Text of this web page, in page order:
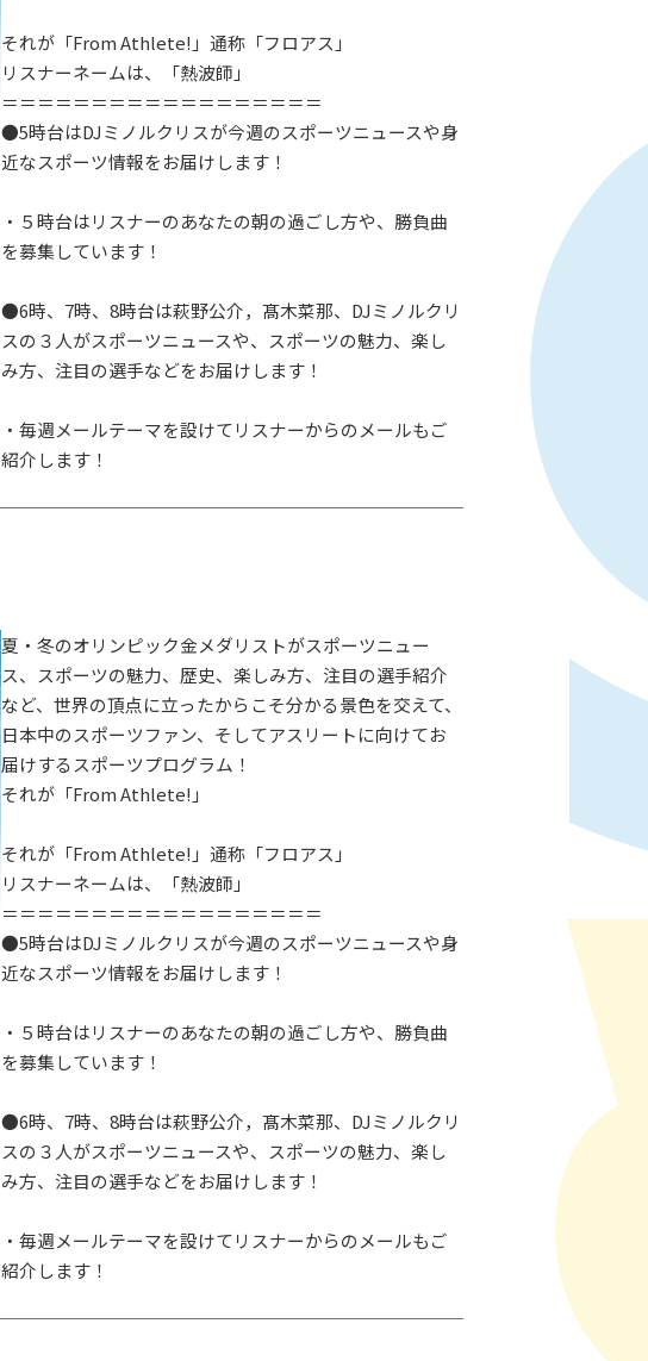
それが「From Athlete!」通称「フロアス」
リスナーネームは、「熱波師」
＝＝＝＝＝＝＝＝＝＝＝＝＝＝＝＝＝＝
●5時台はDJミノルクリスが今週のスポーツニュースや身
近なスポーツ情報をお届けします！
・５時台はリスナーのあなたの朝の過ごし方や、勝負曲
を募集しています！
●6時、7時、8時台は萩野公介，髙木菜那、DJミノルクリ
スの３人がスポーツニュースや、スポーツの魅力、楽し
み方、注目の選手などをお届けします！
・毎週メールテーマを設けてリスナーからのメールもご
紹介します！
夏・冬のオリンピック金メダリストがスポーツニュー
ス、スポーツの魅力、歴史、楽しみ方、注目の選手紹介
など、世界の頂点に立ったからこそ分かる景色を交えて、
日本中のスポーツファン、そしてアスリートに向けてお
届けするスポーツプログラム！
それが「From Athlete!」
それが「From Athlete!」通称「フロアス」
リスナーネームは、「熱波師」
＝＝＝＝＝＝＝＝＝＝＝＝＝＝＝＝＝＝
●5時台はDJミノルクリスが今週のスポーツニュースや身
近なスポーツ情報をお届けします！
・５時台はリスナーのあなたの朝の過ごし方や、勝負曲
を募集しています！
●6時、7時、8時台は萩野公介，髙木菜那、DJミノルクリ
スの３人がスポーツニュースや、スポーツの魅力、楽し
み方、注目の選手などをお届けします！
・毎週メールテーマを設けてリスナーからのメールもご
紹介します！